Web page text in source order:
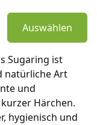
Auswählen
Sugaring ist
natürliche Art
und
Härchen.
hygienisch und